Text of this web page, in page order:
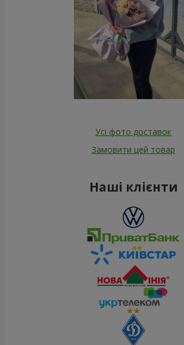
Усі фото доставок
Замовити цей товар
Наші клієнти